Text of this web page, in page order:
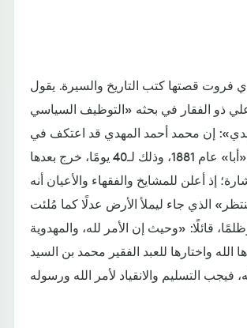
فروت قصتها كتب التاريخ والسيرة. يقول
ذو الفقار في بحثه «التوظيف السياسي
إن محمد أحمد المهدي قد اعتكف في
مغارة بجزيرة «أبا» عام 1881، وذلك لـ40 يومًا، خرج بعدها
إذ أعلن للمشايخ والفقهاء والأعيان أنه
الذي جاء ليملأ الأرض عدلًا كما مُلئت
قائلًا: «وحيث إن الأمر لله، والمهدوية
الله واختارها للعبد الفقير محمد بن السيد